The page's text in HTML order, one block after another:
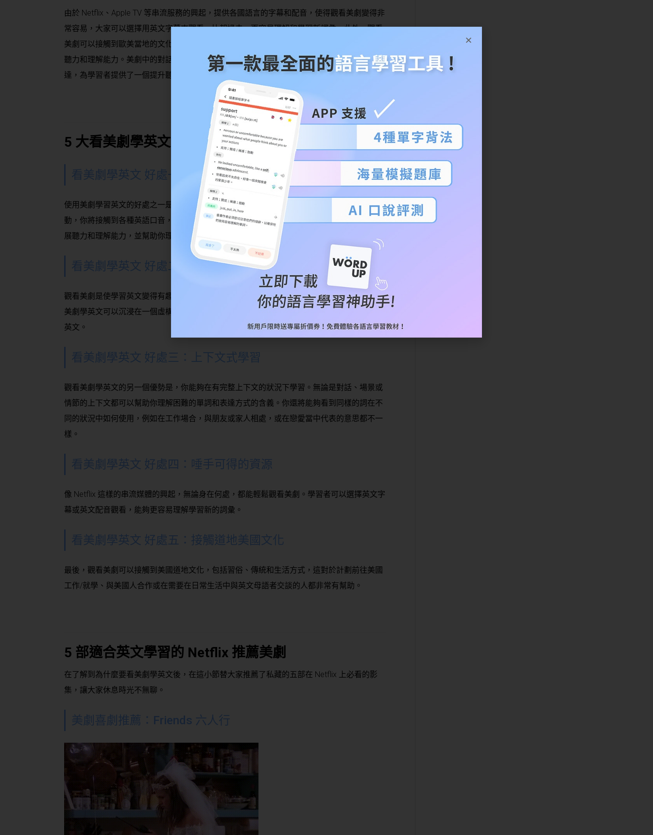
由於 Netflix、Apple TV 等串流服務的興起，提供各國語言的字幕和配音，使得觀看美劇變得非
常容易，大家可以選擇用英文字幕來觀看，比起過去，更容易理解和學習新詞彙。此外，觀看
美劇可以接觸到歐美當地的文化、習俗、傳統和生活方式，觀看美劇還可以提高學習者的英文
聽力和理解能力。美劇中的對話都是以英文母語者說話節奏進行的，囊括了習慣用語和口語表
達，為學習者提供了一個提升聽力技巧的機會，以便能夠更好理解英語口語中細微的差別！
5 大看美劇學英文好處
看美劇學英文 好處一：使用道地語言
使用美劇學習英文的好處之一是它們提供了語言在日常生活中的真實表現！通過觀察角色互
動，你將接觸到各種英語口音，表達方式和口語用語。這種接觸真實語言的體驗將有助於你發
展聽力和理解能力，並幫助你理解和使用成語和俚語。
看美劇學英文 好處二：具吸引力和娛樂性
觀看美劇是使學習英文變得有趣和吸引人的好方法。與傳統的在教室裡從課本中學習相比，看
美劇學英文可以沉浸在一個虛構的世界中，享受角色和他們的故事。可以激勵你保有動力練習
英文。
看美劇學英文 好處三：上下文式學習
觀看美劇學英文的另一個優勢是，你能夠在有完整上下文的狀況下學習。無論是對話、場景或
情節的上下文都可以幫助你理解困難的單詞和表達方式的含義。你還將能夠看到同樣的詞在不
同的狀況中如何使用，例如在工作場合，與朋友或家人相處，或在戀愛當中代表的意思都不一
樣。
看美劇學英文 好處四：唾手可得的資源
像 Netflix 這樣的串流媒體的興起，無論身在何處，都能輕鬆觀看美劇。學習者可以選擇英文字
幕或英文配音觀看，能夠更容易理解學習新的詞彙。
看美劇學英文 好處五：接觸道地美國文化
最後，觀看美劇可以接觸到美國道地文化，包括習俗、傳統和生活方式，這對於計劃前往美國
工作/就學、與美國人合作或在需要在日常生活中與英文母語者交談的人都非常有幫助。
5 部適合英文學習的 Netflix 推薦美劇
在了解到為什麼要看美劇學英文後，在這小節替大家推薦了私藏的五部在 Netflix 上必看的影
集，讓大家休息時光不無聊。
美劇喜劇推薦：Friends 六人行